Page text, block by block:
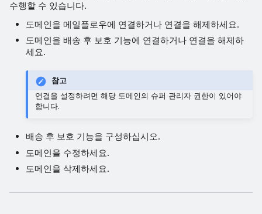
수행할 수 있습니다.
도메인을 메일플로우에 연결하거나 연결을 해제하세요.
도메인을 배송 후 보호 기능에 연결하거나 연결을 해제하
세요.
참고
연결을 설정하려면 해당 도메인의 슈퍼 관리자 권한이 있어야
합니다.
배송 후 보호 기능을 구성하십시오.
도메인을 수정하세요.
도메인을 삭제하세요.